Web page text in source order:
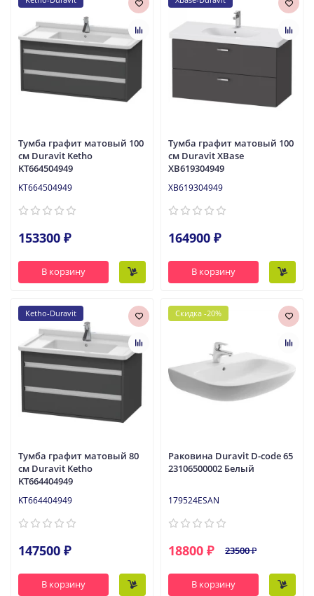
Тумба графит матовый 100
см Duravit Ketho
KT664504949
KT664504949
153300 ₽
В корзину
Тумба графит матовый 100
см Duravit XBase
XB619304949
XB619304949
164900 ₽
В корзину
Ketho-Duravit
Тумба графит матовый 80
см Duravit Ketho
KT664404949
KT664404949
147500 ₽
В корзину
Скидка -20%
Раковина Duravit D-code 65
23106500002 Белый
179524ESAN
18800 ₽ 23500 ₽
В корзину